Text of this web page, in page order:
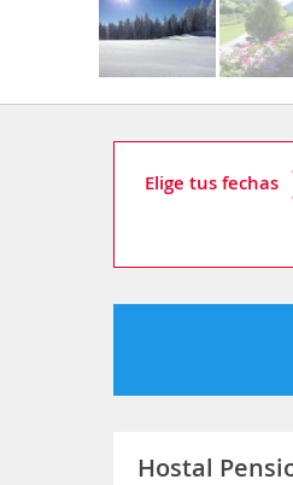
Elige tus fechas
Hostal